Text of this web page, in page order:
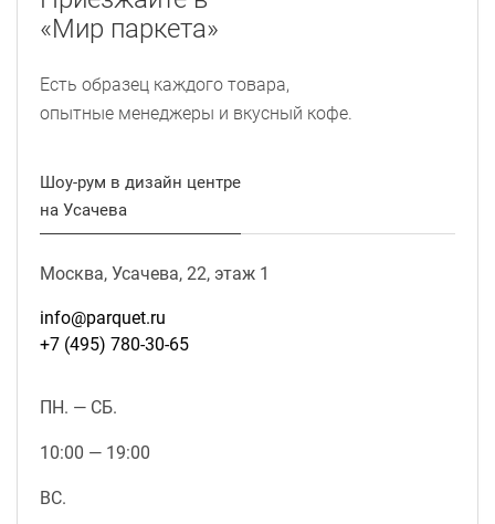
такого паркетного пола ясно заявляет о высоком
статусе владельца, создает настроение праздника и
«Мир паркета»
Есть образец каждого товара,
опытные менеджеры и вкусный кофе.
Шоу-рум в дизайн центре
на Усачева
Москва, Усачева, 22, этаж 1
info@parquet.ru
+7 (495) 780-30-65
ПН. — СБ.
10:00 — 19:00
ВС.